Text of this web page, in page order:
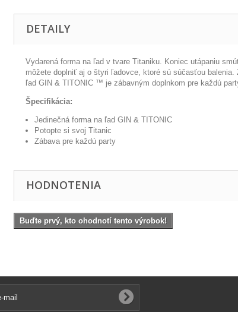
DETAILY
Vydarená forma na ľad v tvare Titaniku. Koniec utápaniu
môžete doplniť aj o štyri ľadovce, ktoré sú súčasťou
ľad GIN & TITONIC ™ je zábavným doplnkom pre každú
Špecifikácia:
Jedinečná forma na ľad GIN & TITONIC
Potopte si svoj Titanic
Zábava pre každú party
HODNOTENIA
Buďte prvý, kto ohodnotí tento výrobok!